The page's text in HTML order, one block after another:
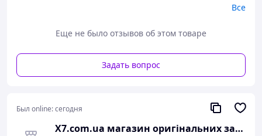
Все
Еще не было отзывов об этом товаре
Задать вопрос
Был online:сегодня
Х7.com.ua магазин оригінальних запчастин до ваших пристроїв